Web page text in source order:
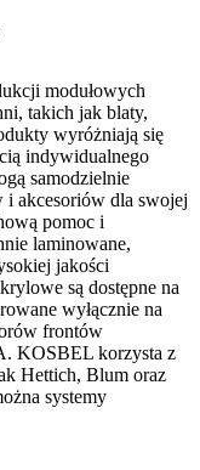
modułowych
takich jak blaty,
wyróżniają się
indywidualnego
samodzielnie
i akcesoriów dla swojej
pomoc i
laminowane,
jakości
są dostępne na
wyłącznie na
frontów
KOSBEL korzysta z
Hettich, Blum oraz
systemy